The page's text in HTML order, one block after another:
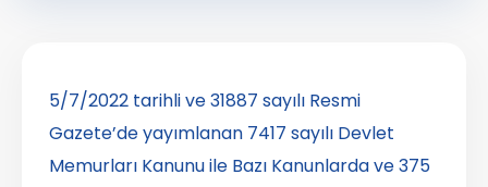
5/7/2022 tarihli ve 31887 sayılı Resmi
Gazete’de yayımlanan 7417 sayılı Devlet
Memurları Kanunu ile Bazı Kanunlarda ve 375